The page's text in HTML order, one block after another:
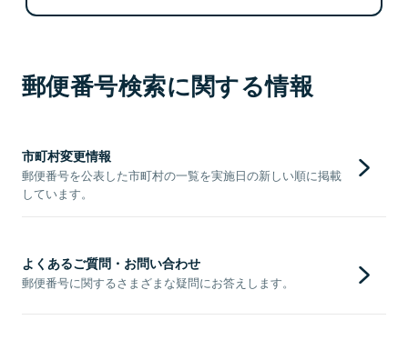
郵便番号検索に関する情報
市町村変更情報
郵便番号を公表した市町村の一覧を実施日の新しい順に掲載
しています。
よくあるご質問・お問い合わせ
郵便番号に関するさまざまな疑問にお答えします。